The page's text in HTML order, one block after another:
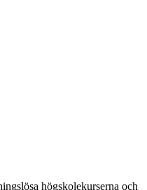
högskolekurserna och